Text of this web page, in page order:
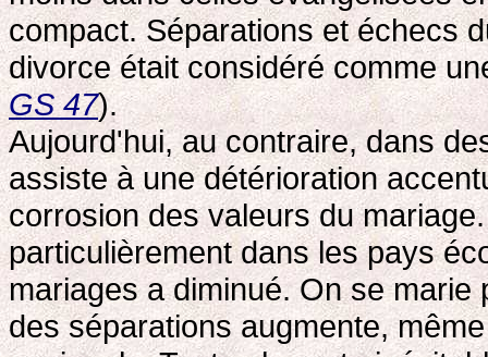
compact. Séparations et échecs
divorce était considéré comme
GS 47).
Aujourd'hui, au contraire, dans
assiste à une détérioration
corrosion des valeurs du
particulièrement dans les pays
mariages a diminué. On se
des séparations augmente,